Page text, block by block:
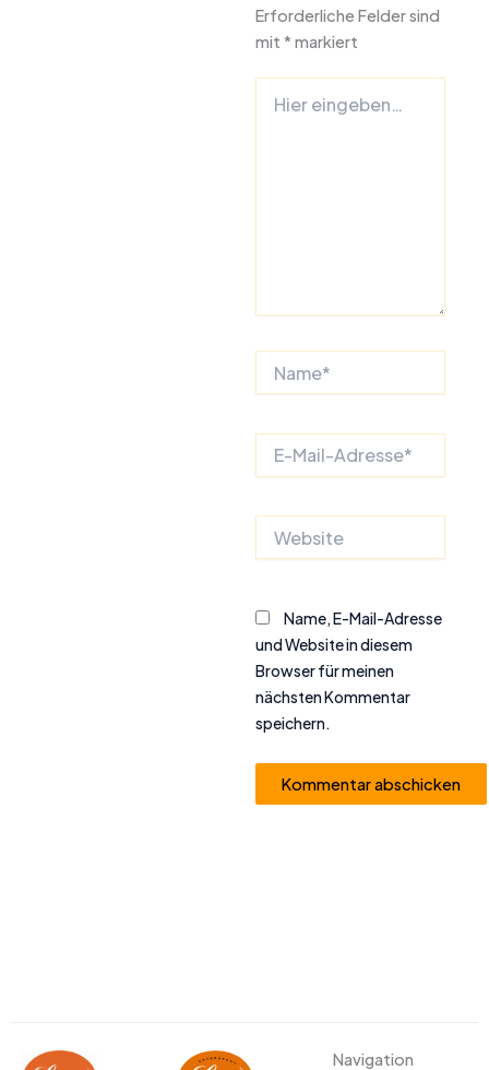
Erforderliche Felder sind
mit * markiert
eingeben…
Mail-
Name, E-Mail-Adresse
und Website in diesem
Browser für meinen
nächsten Kommentar
speichern.
Navigation